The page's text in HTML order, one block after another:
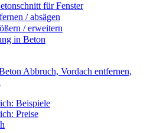
für Fenster
/ absägen
/ erweitern
in Beton
Abbruch, Vordach entfernen,
Beispiele
Preise